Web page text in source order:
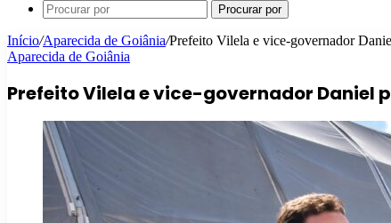
Procurar por
Início/Aparecida de Goiânia/Prefeito Vilela e vice-governador
Aparecida de Goiânia
Prefeito Vilela e vice-governador Daniel